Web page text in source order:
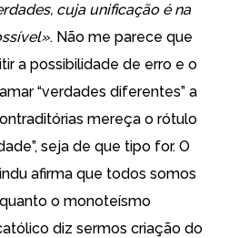
cuja unificação é na
. Não me parece que
a possibilidade de erro e o
“verdades diferentes” a
mereça o rótulo
seja de que tipo for. O
afirma que todos somos
o monoteísmo
diz sermos criação do